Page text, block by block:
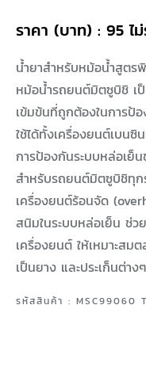
ราคา (บาท) : 95 ไ
น้ำยาสำหรับหม้อน้ำสูตร
หม้อน้ำรถยนต์มิตซูบิชิ เ
เข้มข้นที่ถูกต้องในการป้
ใช้ได้ทั้งเครื่องยนต์เบนซิ
การป้องกันระบบหล่อเย็
สำหรับรถยนต์มิตซูบิชิทุก
เครื่องยนต์ร้อนจัด
สนิมในระบบหล่อเย็น ช่
เครื่องยนต์ ให้เหมาะสม
เป็นยาง และประเก็นต่างๆ
รหัสสินค้า : MSC99060 T